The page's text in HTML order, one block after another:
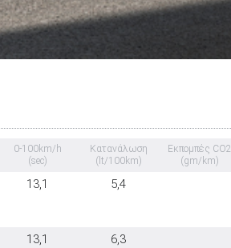
0-100km/h
(sec)
Κατανάλωση
(lt/100km)
Εκπομπές CO2
(gm/km)
13,1 5,4
13,1 6,3